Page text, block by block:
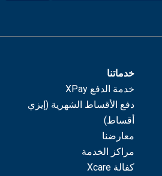
خدماتنا
خدمة الدفع XPay
دفع الأقساط الشهرية (إيزي
أقساط)
معارضنا
مراكز الخدمة
كفالة Xcare